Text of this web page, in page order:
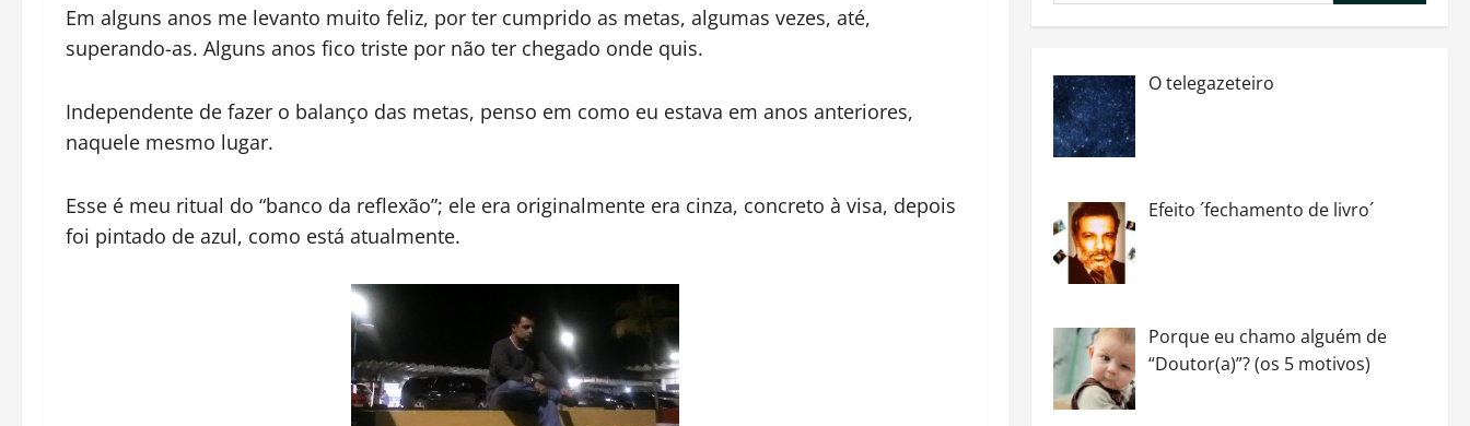
Em alguns anos me levanto muito feliz, por ter cumprido as metas, algumas vezes, até,
superando-as. Alguns anos fico triste por não ter chegado onde quis.
Independente de fazer o balanço das metas, penso em como eu estava em anos anteriores,
naquele mesmo lugar.
Esse é meu ritual do “banco da reflexão”; ele era originalmente era cinza, concreto à visa, depois
foi pintado de azul, como está atualmente.
O telegazeteiro
Efeito ´fechamento de livro´
Porque eu chamo alguém de
“Doutor(a)”? (os 5 motivos)